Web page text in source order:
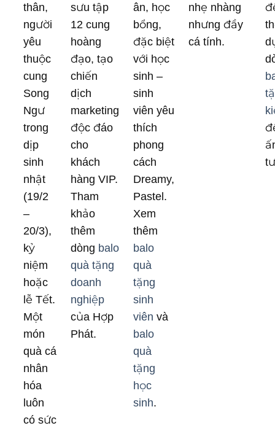
thân,
người
yêu
thuộc
cung
Song
Ngư
trong
dịp
sinh
nhật
(19/2
–
20/3),
kỷ
niệm
hoặc
lễ Tết.
Một
món
quà cá
nhân
hóa
luôn
có sức
sưu tập
12 cung
hoàng
đạo, tạo
chiến
dịch
marketing
độc đáo
cho
khách
hàng VIP.
Tham
khảo
thêm
dòng balo
quà tặng
doanh
nghiệp
của Hợp
Phát.
ân, học
bổng,
đặc biệt
với học
sinh –
sinh
viên yêu
thích
phong
cách
Dreamy,
Pastel.
Xem
thêm
balo
quà
tặng
sinh
viên và
balo
quà
tặng
học
sinh.
nhẹ nhàng
nhưng đầy
cá tính.